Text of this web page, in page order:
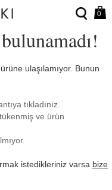
0
ulaşılamıyor. Bunun
tıkladınız.
ve ürün
istedikleriniz varsa bize